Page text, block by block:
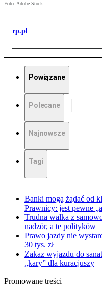
Foto: Adobe Stock
rp.pl
Powiązane
Polecane
Najnowsze
Tagi
Banki mogą żądać od
Prawnicy: jest pewne
Trudna walka z
nadzór, a te polityków
Prawo jazdy nie
30 tys. zł
Zakaz wyjazdu do
„kary” dla kuracjuszy
Promowane treści